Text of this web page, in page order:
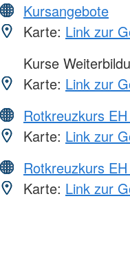
Kursangebote
Karte: Link zur
Kurse
Karte: Link zur
Rotkreuzkurs
Karte: Link zur
Rotkreuzkurs
Karte: Link zur